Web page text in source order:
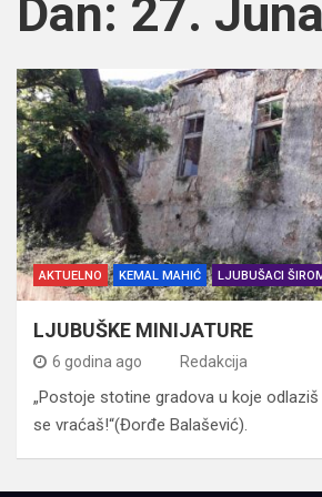
Dan: 27.
AKTUELNO KEMAL MAHIĆ LJUBUŠACI
LJUBUŠKE MINIJATURE
6 godina ago Redakcija
„Postoje stotine gradova u koje
se vraćaš!“(Đorđe Balašević).